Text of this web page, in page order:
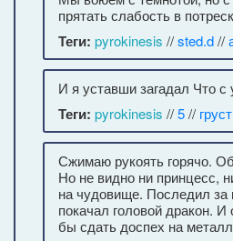
прятать слабость в
Теги: pyrokinesis //sted.d//
И я уставши загадал Что
Теги: pyrokinesis //5//
Сжимаю рукоять горячо.
Но не видно ни принцесс,
на чудовище. Последил за
покачал головой дракон.
бы сдать доспех на